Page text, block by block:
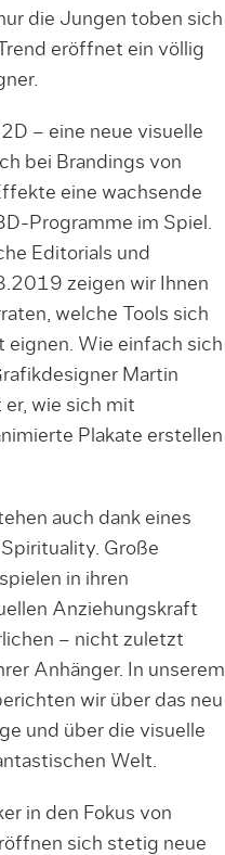
die Jungen toben sich
eröffnet ein völlig
– eine neue visuelle
bei Brandings von
eine wachsende
Programme im Spiel.
Editorials und
zeigen wir Ihnen
welche Tools sich
Wie einfach sich
Martin
wie sich mit
Plakate erstellen
auch dank eines
Große
in ihren
Anziehungskraft
– nicht zuletzt
Anhänger. In unserem
wir über das neu
und über die visuelle
Welt.
in den Fokus von
sich stetig neue